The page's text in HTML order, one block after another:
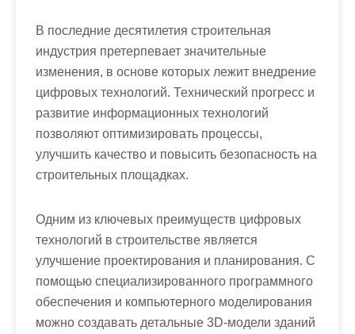
В последние десятилетия строительная
индустрия претерпевает значительные
изменения, в основе которых лежит внедрение
цифровых технологий. Технический прогресс и
развитие информационных технологий
позволяют оптимизировать процессы,
улучшить качество и повысить безопасность на
строительных площадках.
Одним из ключевых преимуществ цифровых
технологий в строительстве является
улучшение проектирования и планирования. С
помощью специализированного программного
обеспечения и компьютерного моделирования
можно создавать детальные 3D-модели зданий